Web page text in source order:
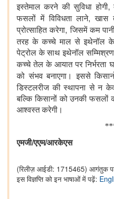
इस्तेमाल करने की सुविधा होगी,
फसलों में विविधता लाने,खास
प्रोत्साहित करेगा,जिसमें कम
तरह के कच्चे माल से इथेनॉल के
पेट्रोल के साथ इथेनॉल सम्मिश्रण
कच्चे तेल के आयात पर निर्भरता
को संभव बनाएगा। इससे
डिस्टलरीज की स्थापना से न
बल्कि किसानों को उनकी फसलों
आश्वस्त करेगी।
एमजी/एएम/आरकेएस
(रिलीज़ आईडी: 1715465) आगंतुक
इस विज्ञप्ति को इन भाषाओं में पढ़ें: